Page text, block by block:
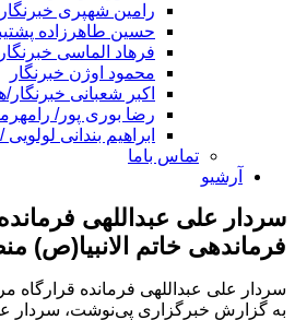
رامین شهپری خبرنگار
حسین طاهرزاده
فرهاد الماسی
محمود اوژن خبرنگار
اکبر شعبانی خبرنگار/
رضا بوری پور/
ابراهیم بندانی لولویی
تماس باما
آرشیو
سردار علی عبداللهی
فرماندهی خاتم الانبیا(ص)
سردار علی عبداللهی فرمانده قرارگاه
به گزارش خبرگزاری پی‌نوشت، سردار